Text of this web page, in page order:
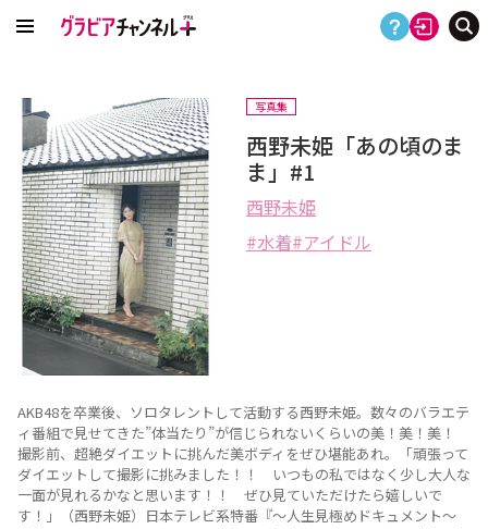
写真集
西野未姫「あの頃のま
ま」#1
西野未姫
水着 アイドル
AKB48を卒業後、ソロタレントして活動する西野未姫。数々のバラエテ
ィ番組で見せてきた”体当たり”が信じられないくらいの美！美！美！
撮影前、超絶ダイエットに挑んだ美ボディをぜひ堪能あれ。「頑張って
ダイエットして撮影に挑みました！！ いつもの私ではなく少し大人な
一面が見れるかなと思います！！ ぜひ見ていただけたら嬉しいで
す！」（西野未姫）日本テレビ系特番『～人生見極めドキュメント～